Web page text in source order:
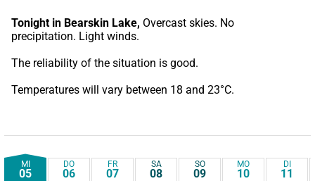
Tonight in Bearskin Lake, Overcast skies. No
precipitation. Light winds.
The reliability of the situation is good.
Temperatures will vary between 18 and 23°C.
MI
05
DO
06
FR
07
SA
08
SO
09
MO
10
DI
11